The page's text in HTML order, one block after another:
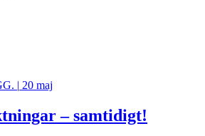
| 20 maj
– samtidigt!